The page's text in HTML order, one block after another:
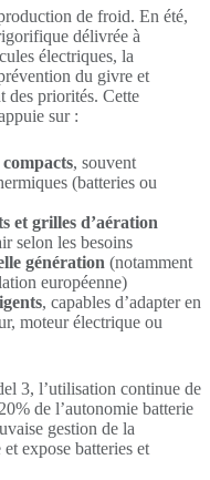
de froid. En été,
délivrée à
électriques, la
du givre et
des priorités. Cette
sur :
, souvent
(batteries ou
et grilles d’aération
selon les besoins
génération (notamment
européenne)
, capables d’adapter en
moteur électrique ou
3, l’utilisation continue de
de l’autonomie batterie
gestion de la
expose batteries et